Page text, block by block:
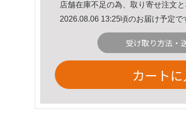
店舗在庫不足の為、取り寄せ注文と
2026.08.06 13:25頃のお届け予定で
受け取り方法・
カート